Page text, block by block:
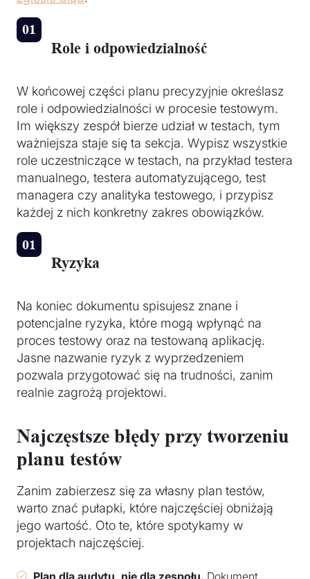
Role i odpowiedzialność
W końcowej części planu precyzyjnie określasz
role i odpowiedzialności w procesie testowym.
Im większy zespół bierze udział w testach, tym
ważniejsza staje się ta sekcja. Wypisz wszystkie
role uczestniczące w testach, na przykład testera
manualnego, testera automatyzującego, test
managera czy analityka testowego, i przypisz
każdej z nich konkretny zakres obowiązków.
Ryzyka
Na koniec dokumentu spisujesz znane i
potencjalne ryzyka, które mogą wpłynąć na
proces testowy oraz na testowaną aplikację.
Jasne nazwanie ryzyk z wyprzedzeniem
pozwala przygotować się na trudności, zanim
realnie zagrożą projektowi.
Najczęstsze błędy przy tworzeniu
planu testów
Zanim zabierzesz się za własny plan testów,
warto znać pułapki, które najczęściej obniżają
jego wartość. Oto te, które spotykamy w
projektach najczęściej.
Plan dla audytu, nie dla zespołu. Dokument